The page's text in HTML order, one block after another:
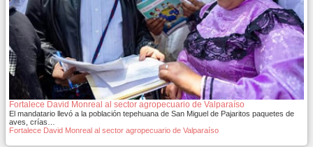
Fortalece David Monreal al sector agropecuario de Valparaíso
El mandatario llevó a la población tepehuana de San Miguel de Pajaritos paquetes de
aves, crías…
Fortalece David Monreal al sector agropecuario de Valparaíso